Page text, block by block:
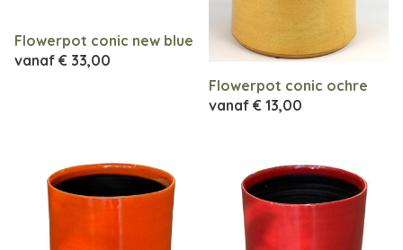
Flowerpot conic new blue
vanaf € 33,00
Flowerpot conic ochre
vanaf € 13,00